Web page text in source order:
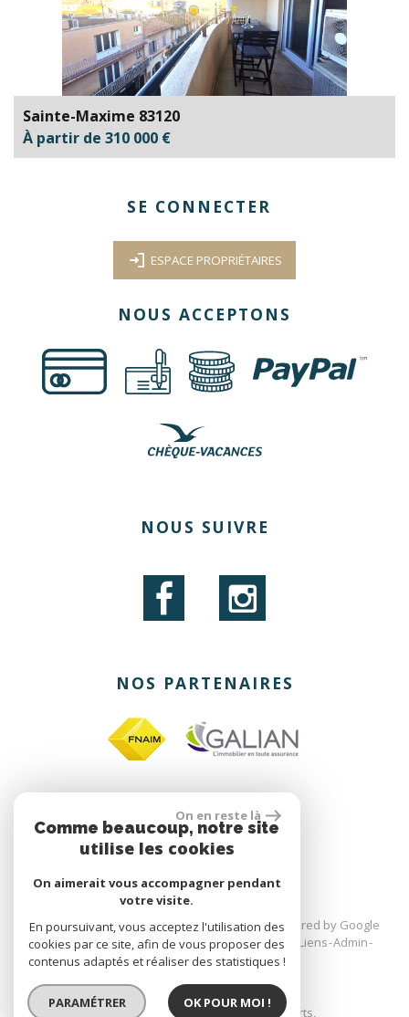
Sainte-Maxime 83120
À partir de 310 000 €
SE CONNECTER
ESPACE PROPRIÉTAIRES
NOUS ACCEPTONS
NOUS SUIVRE
NOS PARTENAIRES
site réalisé par
© 2026 | Tous droits réservés | Traduction powered by Google
Plan du site Mentions légales Nos honoraires Liens Admin
Toutes nos annonces
Site internet compatible multi-supports,
On en reste là
Comme beaucoup, notre site
utilise les cookies
On aimerait vous accompagner pendant
votre visite.
En poursuivant, vous acceptez l'utilisation des
cookies par ce site, afin de vous proposer des
contenus adaptés et réaliser des statistiques !
PARAMÉTRER OK POUR MOI !